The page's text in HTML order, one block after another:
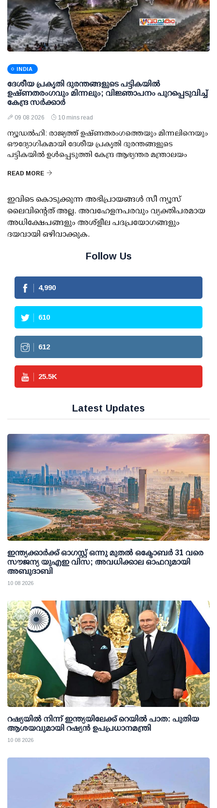
INDIA
ദേശീയ പ്രകൃതി ദുരന്തങ്ങളുടെ പട്ടികയില്‍
ഉഷ്ണതരംഗവും മിന്നലും; വിജ്ഞാപനം പുറപ്പെടുവിച്ച്
കേന്ദ്ര സര്‍ക്കാര്‍
09 08 2026 10 mins read
ന്യൂഡല്‍ഹി: രാജ്യത്ത് ഉഷ്ണതരംഗത്തെയും മിന്നലിനെയും
ഔദ്യോഗികമായി ദേശീയ പ്രകൃതി ദുരന്തങ്ങളുടെ
പട്ടികയില്‍ ഉള്‍പ്പെടുത്തി കേന്ദ്ര ആഭ്യന്തര മന്ത്രാലയം
READ MORE
ഇവിടെ കൊടുക്കുന്ന അഭിപ്രായങ്ങള്‍ സീ ന്യൂസ്
ലൈവിന്റെത് അല്ല. അവഹേളനപരവും വ്യക്തിപരമായ
അധിക്ഷേപങ്ങളും അശ്‌ളീല പദപ്രയോഗങ്ങളും
ദയവായി ഒഴിവാക്കുക.
Follow Us
4,990
610
612
25.5K
Latest Updates
ഇന്ത്യക്കാര്‍ക്ക് ഓഗസ്റ്റ് ഒന്നു മുതല്‍ ഒക്ടോബര്‍ 31 വരെ
സൗജന്യ യുഎഇ വിസ; അവധിക്കാല ഓഫറുമായി
അബുദാബി
10 08 2026
റഷ്യയില്‍ നിന്ന് ഇന്ത്യയിലേക്ക് റെയില്‍ പാത: പുതിയ
ആശയവുമായി റഷ്യന്‍ ഉപപ്രധാനമന്ത്രി
10 08 2026